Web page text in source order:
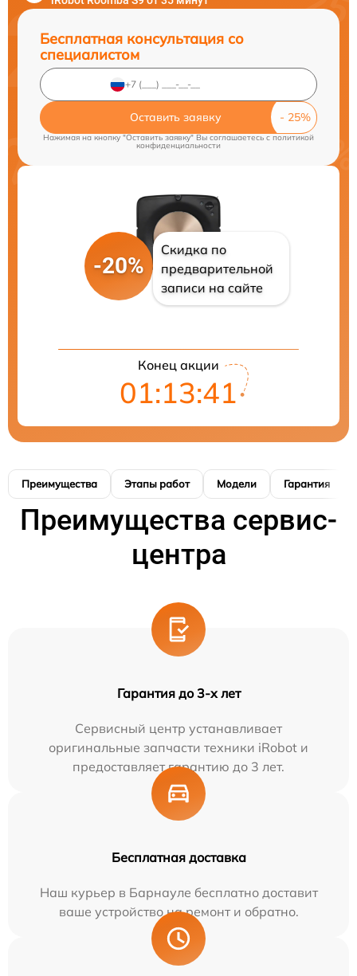
Бесплатная консультация со
специалистом
Оставить заявку
Нажимая на кнопку "Оставить заявку" Вы соглашаетесь cполитикой
конфиденциальности
-20%
Скидка по
предварительной
записи на сайте
Конец акции
01:13:41
Преимущества Этапы работ Модели Гарантия
Преимущества сервис-
центра
Гарантия до 3-х лет
Сервисный центр устанавливает
оригинальные запчасти техники iRobot и
предоставляет гарантию до 3 лет.
Бесплатная доставка
Наш курьер в Барнауле бесплатно доставит
ваше устройство на ремонт и обратно.